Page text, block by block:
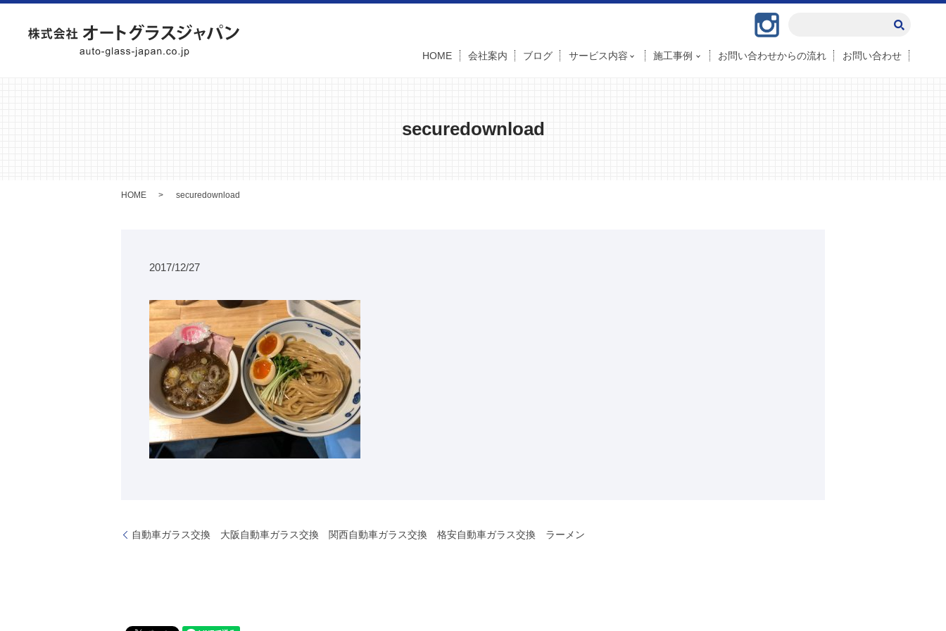
HOME 会社案内 ブログ サービス内容 施工事例 お問い合わせからの流れ お問い合わせ
securedownload
HOME securedownload
2017/12/27
自動車ガラス交換 大阪自動車ガラス交換 関西自動車ガラス交換 格安自動車ガラス交換 ラーメン